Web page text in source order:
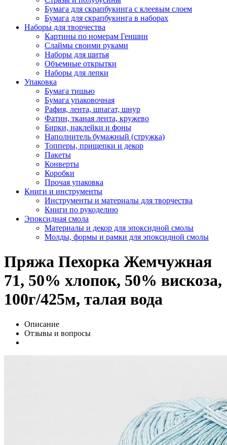
Бумага для скрапбукинга с клеевым слоем
Бумага для скрапбукинга в наборах
Наборы для творчества
Картины по номерам Геншин
Слаймы своими руками
Наборы для шитья
Объемные открытки
Наборы для лепки
Упаковка
Бумага тишью
Бумага упаковочная
Рафия, лента, шпагат, шнур
Фатин, тканая лента, кружево
Бирки, наклейки и фоны
Наполнитель бумажный (стружка)
Топперы, прищепки и декор
Пакеты
Конверты
Коробки
Прочая упаковка
Книги и инструменты
Инструменты и материалы для творчества
Книги по рукоделию
Эпоксидная смола
Материалы и декор для эпоксидной смолы
Молды, формы и рамки для эпоксидной смолы
Пряжа Пехорка Жемчужная
71, 50% хлопок, 50% вискоза,
100г/425м, талая вода
Описание
Отзывы и вопросы